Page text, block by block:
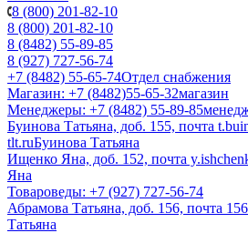
8 (800) 201-82-10
8 (800) 201-82-10
8 (8482) 55-89-85
8 (927) 727-56-74
+7 (8482) 55-65-74Отдел снабжения
Магазин: +7 (8482)55-65-32магазин
Менеджеры: +7 (8482) 55-89-85
Буинова Татьяна, доб. 155, почта
tlt.ruБуинова Татьяна
Ищенко Яна, доб. 152, почта
Яна
Товароведы: +7 (927) 727-56-74
Абрамова Татьяна, доб. 156, почта
Татьяна